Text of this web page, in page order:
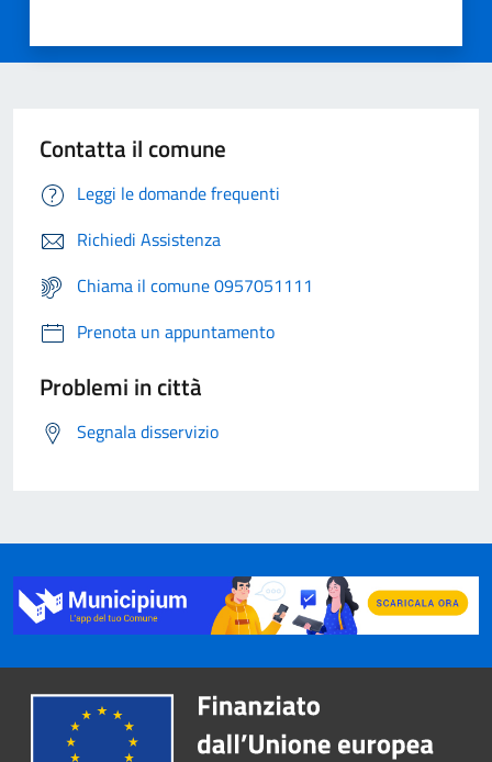
Contatta il comune
Leggi le domande frequenti
Richiedi Assistenza
Chiama il comune 0957051111
Prenota un appuntamento
Problemi in città
Segnala disservizio